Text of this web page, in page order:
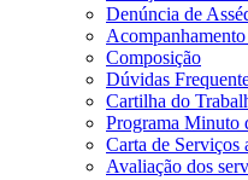
Denúncia de
Composição
Dúvidas
Cartilha do
Programa Minuto
Carta de Serviços
Avaliação dos